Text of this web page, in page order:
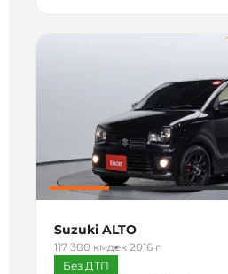
Suzuki ALTO
117 380 кмдек 2016 г
Без ДТП